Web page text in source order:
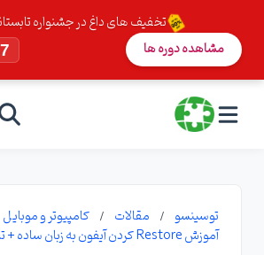
تخفیف های داغ در جشنواره
مشاهده دوره ها
توسینسو مقالات
کامپیوتر و موبایل
آموزش Restore کردن آیفون به زبان ساده + تصویری